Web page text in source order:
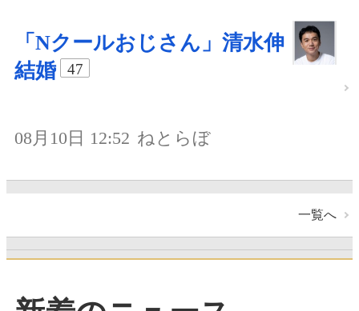
「Nクールおじさん」清水伸
結婚
47
08月10日 12:52 ねとらぼ
一覧へ